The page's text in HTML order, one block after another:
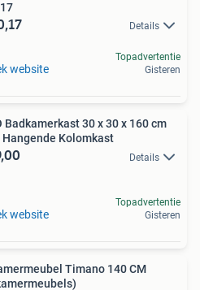
Details
website
Topadvertentie
Gisteren
Badkamerkast 30 x 30 x 160 cm
Hangende Kolomkast
Details
website
Topadvertentie
Gisteren
Timano 140 CM